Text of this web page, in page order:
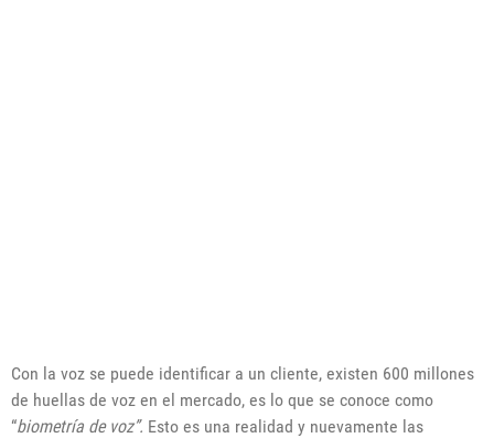
Con la voz se puede identificar a un cliente, existen 600 millones
de huellas de voz en el mercado, es lo que se conoce como
“biometría de voz”. Esto es una realidad y nuevamente las